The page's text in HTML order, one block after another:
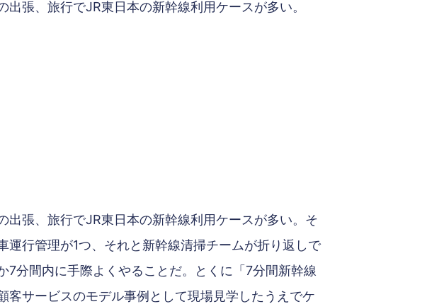
張、旅行でJR東日本の新幹線利用ケースが多い。
張、旅行でJR東日本の新幹線利用ケースが多い。そ
行管理が1つ、それと新幹線清掃チームが折り返しで
分間内に手際よくやることだ。とくに「7分間新幹線
サービスのモデル事例として現場見学したうえでケ